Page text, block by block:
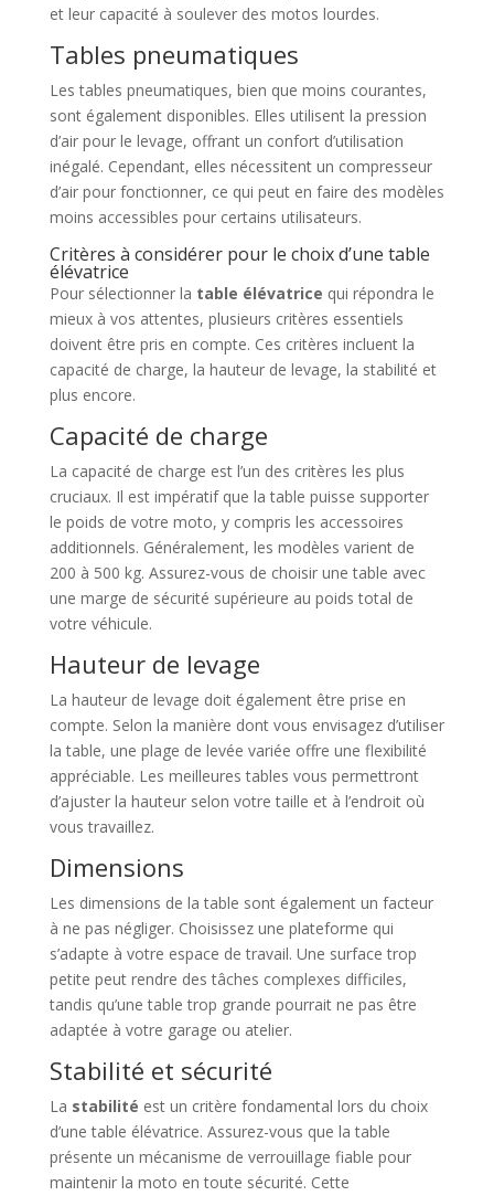
et leur capacité à soulever des motos lourdes.
Tables pneumatiques
Les tables pneumatiques, bien que moins courantes,
sont également disponibles. Elles utilisent la pression
d’air pour le levage, offrant un confort d’utilisation
inégalé. Cependant, elles nécessitent un compresseur
d’air pour fonctionner, ce qui peut en faire des modèles
moins accessibles pour certains utilisateurs.
Critères à considérer pour le choix d’une table
élévatrice
Pour sélectionner la table élévatrice qui répondra le
mieux à vos attentes, plusieurs critères essentiels
doivent être pris en compte. Ces critères incluent la
capacité de charge, la hauteur de levage, la stabilité et
plus encore.
Capacité de charge
La capacité de charge est l’un des critères les plus
cruciaux. Il est impératif que la table puisse supporter
le poids de votre moto, y compris les accessoires
additionnels. Généralement, les modèles varient de
200 à 500 kg. Assurez-vous de choisir une table avec
une marge de sécurité supérieure au poids total de
votre véhicule.
Hauteur de levage
La hauteur de levage doit également être prise en
compte. Selon la manière dont vous envisagez d’utiliser
la table, une plage de levée variée offre une flexibilité
appréciable. Les meilleures tables vous permettront
d’ajuster la hauteur selon votre taille et à l’endroit où
vous travaillez.
Dimensions
Les dimensions de la table sont également un facteur
à ne pas négliger. Choisissez une plateforme qui
s’adapte à votre espace de travail. Une surface trop
petite peut rendre des tâches complexes difficiles,
tandis qu’une table trop grande pourrait ne pas être
adaptée à votre garage ou atelier.
Stabilité et sécurité
La stabilité est un critère fondamental lors du choix
d’une table élévatrice. Assurez-vous que la table
présente un mécanisme de verrouillage fiable pour
maintenir la moto en toute sécurité. Cette